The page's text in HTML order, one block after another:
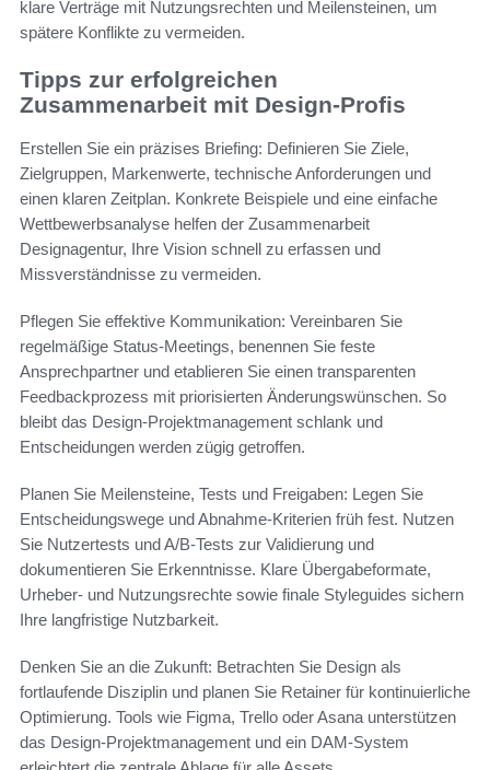
klare Verträge mit Nutzungsrechten und Meilensteinen, um
spätere Konflikte zu vermeiden.
Tipps zur erfolgreichen
Zusammenarbeit mit Design-Profis
Erstellen Sie ein präzises Briefing: Definieren Sie Ziele,
Zielgruppen, Markenwerte, technische Anforderungen und
einen klaren Zeitplan. Konkrete Beispiele und eine einfache
Wettbewerbsanalyse helfen der Zusammenarbeit
Designagentur, Ihre Vision schnell zu erfassen und
Missverständnisse zu vermeiden.
Pflegen Sie effektive Kommunikation: Vereinbaren Sie
regelmäßige Status-Meetings, benennen Sie feste
Ansprechpartner und etablieren Sie einen transparenten
Feedbackprozess mit priorisierten Änderungswünschen. So
bleibt das Design-Projektmanagement schlank und
Entscheidungen werden zügig getroffen.
Planen Sie Meilensteine, Tests und Freigaben: Legen Sie
Entscheidungswege und Abnahme-Kriterien früh fest. Nutzen
Sie Nutzertests und A/B-Tests zur Validierung und
dokumentieren Sie Erkenntnisse. Klare Übergabeformate,
Urheber- und Nutzungsrechte sowie finale Styleguides sichern
Ihre langfristige Nutzbarkeit.
Denken Sie an die Zukunft: Betrachten Sie Design als
fortlaufende Disziplin und planen Sie Retainer für kontinuierliche
Optimierung. Tools wie Figma, Trello oder Asana unterstützen
das Design-Projektmanagement und ein DAM-System